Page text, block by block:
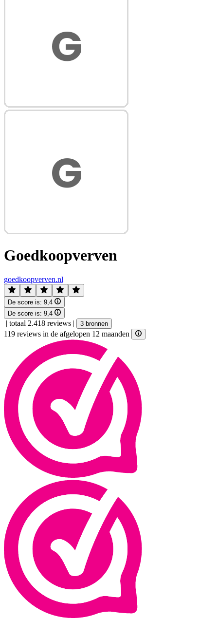
Goedkoopverven
goedkoopverven.nl
De score is: 9,4
De score is: 9,4
| totaal 2.418 reviews | 3 bronnen
119 reviews in de afgelopen 12 maanden